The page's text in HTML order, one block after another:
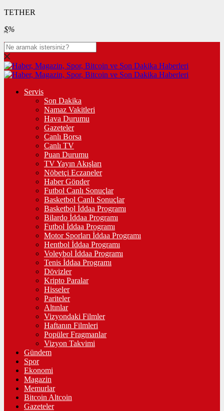
TETHER
$%
Servis
Son Dakika
Namaz Vakitleri
Hava Durumu
Gazeteler
Canlı Borsa
Canlı TV
Puan Durumu
TV Yayın Akışları
Nöbetçi Eczaneler
Haber Gönder
Futbol Canlı Sonuçlar
Basketbol Canlı Sonuçlar
Basketbol İddaa Programı
Bilardo İddaa Programı
Futbol İddaa Programı
Motor Sporları İddaa Programı
Hentbol İddaa Programı
Voleybol İddaa Programı
Tenis İddaa Programı
Dövizler
Kripto Paralar
Hisseler
Pariteler
Altınlar
Vizyondaki Filmler
Haftanın Filmleri
Popüler Fragmanlar
Vizyon Takvimi
Gündem
Spor
Ekonomi
Magazin
Memurlar
Bitcoin Altcoin
Gazeteler